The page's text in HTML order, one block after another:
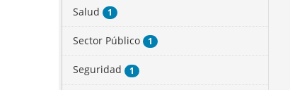
Salud 1
Sector Público 1
Seguridad 1